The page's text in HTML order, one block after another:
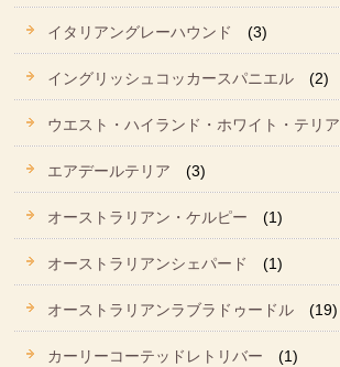
イタリアングレーハウンド (3)
イングリッシュコッカースパニエル (2)
ウエスト・ハイランド・ホワイト・テリア
エアデールテリア (3)
オーストラリアン・ケルピー (1)
オーストラリアンシェパード (1)
オーストラリアンラブラドゥードル (19)
カーリーコーテッドレトリバー (1)